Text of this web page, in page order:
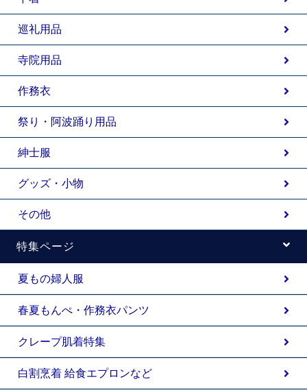
巡礼用品
寺院用品
作務衣
祭り・阿波踊り用品
紳士服
グッズ・小物
その他
特集ページ
夏もの婦人服
春夏もんぺ・作務衣パンツ
クレープ肌着特集
白割烹着 給食エプロンなど